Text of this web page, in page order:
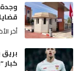
أخر
كبار